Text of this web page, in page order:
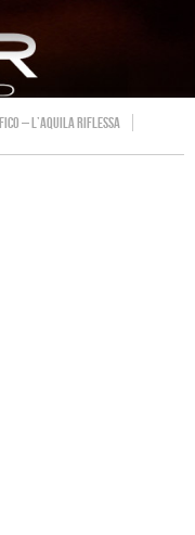
– L’AQUILA RIFLESSA